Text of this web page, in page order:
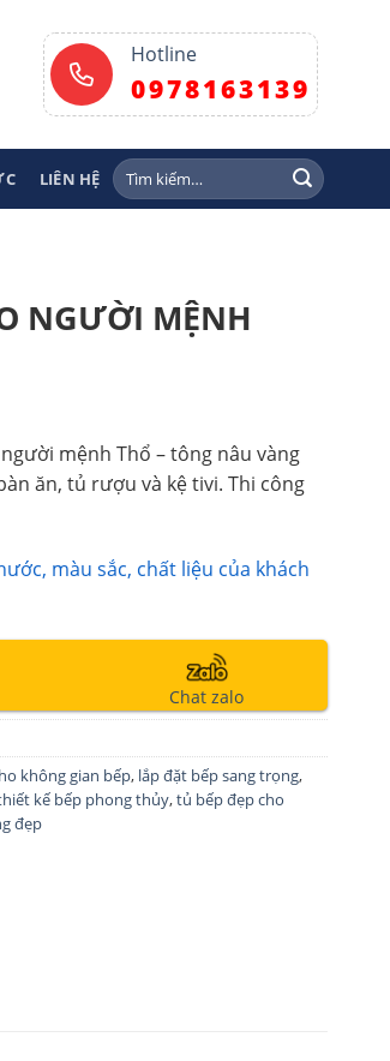
Hotline
0978163139
LIÊN HỆ
Tìm
kiếm:
NGƯỜI MỆNH
mệnh Thổ – tông nâu vàng
ăn, tủ rượu và kệ tivi. Thi công
màu sắc, chất liệu của khách
Chat zalo
không gian bếp, lắp đặt bếp sang trọng,
kế bếp phong thủy,tủ bếp đẹp cho
đẹp